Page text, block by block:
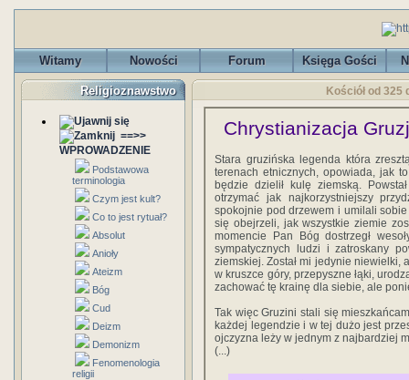
Witamy Nowości Forum Księga Gości
Religioznawstwo
==>>
WPROWADZENIE
Podstawowa
terminologia
Czym jest kult?
Co to jest rytuał?
Absolut
Anioły
Ateizm
Bóg
Cud
Deizm
Demonizm
Fenomenologia
religii
Kościół od
Chrystianizacja
Stara gruzińska legenda która
terenach etnicznych, opowiada, jak
będzie dzielił kulę ziemską.
otrzymać jak najkorzystniejszy
spokojnie pod drzewem i umilali
się obejrzeli, jak wszystkie ziemie
momencie Pan Bóg dostrzegł
sympatycznych ludzi i zatroskany
ziemskiej. Został mi jedynie niewielki,
w kruszce góry, przepyszne łąki,
zachować tę krainę dla siebie, ale
Tak więc Gruzini stali się
każdej legendzie i w tej dużo jest
ojczyzna leży w jednym z najbardziej
(...)